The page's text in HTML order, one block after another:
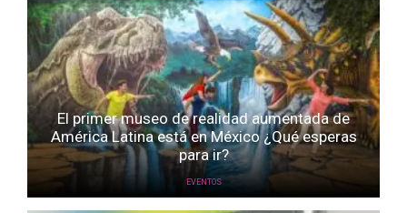
El primer museo de realidad aumentada de
América Latina está en México ¿Qué esperas
para ir?
EVENTOS